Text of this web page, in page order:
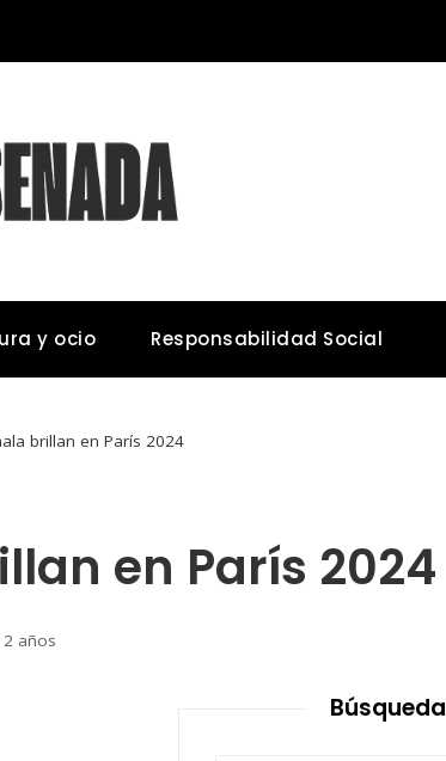
y ocio Responsabilidad Social
brillan en París 2024
en París 2024
2 años
Búsqueda